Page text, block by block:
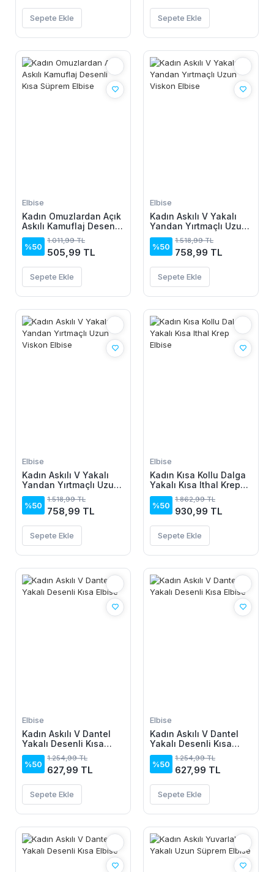
Sepete Ekle Sepete Ekle
Elbise
Kadın Omuzlardan Açık
Askılı Kamuflaj Desenli
Kısa Süprem Elbise
%50
1.011,99 TL
505,99 TL
Sepete Ekle
Elbise
Kadın Askılı V Yakalı
Yandan Yırtmaçlı Uzun
Viskon Elbise
%50
1.518,99 TL
758,99 TL
Sepete Ekle
Elbise
Kadın Askılı V Yakalı
Yandan Yırtmaçlı Uzun
Viskon Elbise
%50
1.518,99 TL
758,99 TL
Sepete Ekle
Elbise
Kadın Kısa Kollu Dalga
Yakalı Kısa Ithal Krep
Elbise
%50
1.862,99 TL
930,99 TL
Sepete Ekle
Elbise
Kadın Askılı V Dantel
Yakalı Desenli Kısa
Elbise
%50
1.254,99 TL
627,99 TL
Sepete Ekle
Elbise
Kadın Askılı V Dantel
Yakalı Desenli Kısa
Elbise
%50
1.254,99 TL
627,99 TL
Sepete Ekle